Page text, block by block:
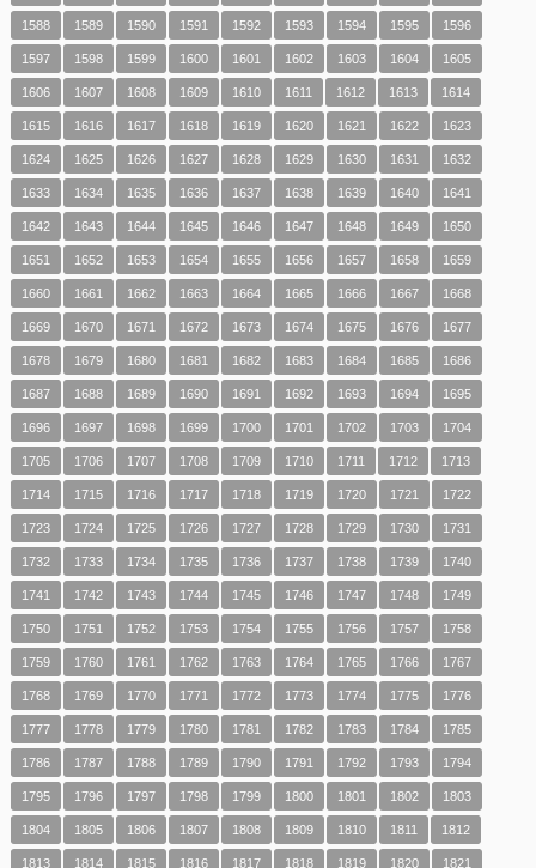
1588 1589 1590 1591 1592 1593 1594 1595 1596
1597 1598 1599 1600 1601 1602 1603 1604 1605
1606 1607 1608 1609 1610 1611 1612 1613 1614
1615 1616 1617 1618 1619 1620 1621 1622 1623
1624 1625 1626 1627 1628 1629 1630 1631 1632
1633 1634 1635 1636 1637 1638 1639 1640 1641
1642 1643 1644 1645 1646 1647 1648 1649 1650
1651 1652 1653 1654 1655 1656 1657 1658 1659
1660 1661 1662 1663 1664 1665 1666 1667 1668
1669 1670 1671 1672 1673 1674 1675 1676 1677
1678 1679 1680 1681 1682 1683 1684 1685 1686
1687 1688 1689 1690 1691 1692 1693 1694 1695
1696 1697 1698 1699 1700 1701 1702 1703 1704
1705 1706 1707 1708 1709 1710 1711 1712 1713
1714 1715 1716 1717 1718 1719 1720 1721 1722
1723 1724 1725 1726 1727 1728 1729 1730 1731
1732 1733 1734 1735 1736 1737 1738 1739 1740
1741 1742 1743 1744 1745 1746 1747 1748 1749
1750 1751 1752 1753 1754 1755 1756 1757 1758
1759 1760 1761 1762 1763 1764 1765 1766 1767
1768 1769 1770 1771 1772 1773 1774 1775 1776
1777 1778 1779 1780 1781 1782 1783 1784 1785
1786 1787 1788 1789 1790 1791 1792 1793 1794
1795 1796 1797 1798 1799 1800 1801 1802 1803
1804 1805 1806 1807 1808 1809 1810 1811 1812
1813 1814 1815 1816 1817 1818 1819 1820 1821